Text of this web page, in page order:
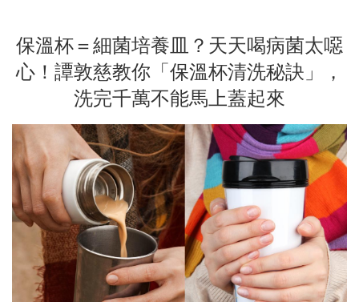
保溫杯＝細菌培養皿？天天喝病菌太噁
心！譚敦慈教你「保溫杯清洗秘訣」，
洗完千萬不能馬上蓋起來